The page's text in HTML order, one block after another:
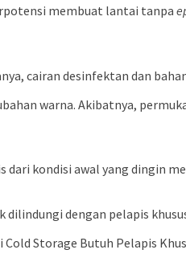
membuat lantai tanpa
cairan desinfektan dan
warna. Akibatnya,
dari kondisi awal yang dingin
dengan pelapis